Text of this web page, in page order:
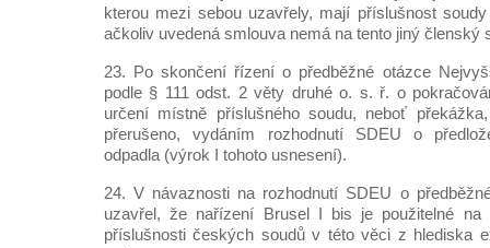
kterou mezi sebou uzavřely, mají příslušnost
ačkoliv uvedená smlouva nemá na tento jiný členský
23. Po skončení řízení o předběžné otázce
podle § 111 odst. 2 věty druhé o. s. ř. o
určení místně příslušného soudu, neboť
přerušeno, vydáním rozhodnutí SDEU o
odpadla (výrok I tohoto usnesení).
24. V návaznosti na rozhodnutí SDEU o
uzavřel, že nařízení Brusel I bis je použitelné na
příslušnosti českých soudů v této věci z hlediska